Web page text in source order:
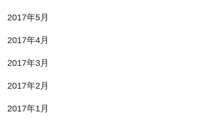
2017年5月
2017年4月
2017年3月
2017年2月
2017年1月